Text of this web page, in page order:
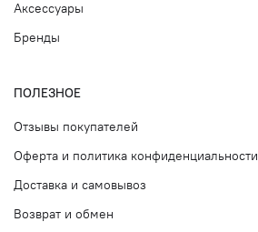
Аксессуары
Бренды
ПОЛЕЗНОЕ
Отзывы покупателей
Оферта и политика конфиденциальности
Доставка и самовывоз
Возврат и обмен